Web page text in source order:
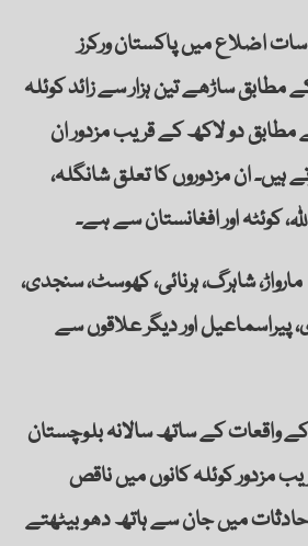
اضلاع میں پاکستان ورکرز
ساڑھے تین ہزار سے زائد کوئلہ
مطابق دو لاکھ کے قریب مزدور ان
ہیں۔ ان مزدوروں کا تعلق شانگلہ،
کوئٹہ اور افغانستان سے ہے۔
شاہرگ، ہرنائی، کھوسٹ، سنجدی،
اور دیگر علاقوں سے
واقعات کے ساتھ سالانہ بلوچستان
مزدور کوئلہ کانوں میں ناقص
میں جان سے ہاتھ دھو بیٹھتے